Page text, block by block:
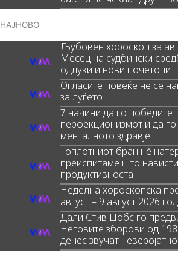
НАЈНОВО
Љубовен хороскоп за
Месец на судбински
одлуки и нови почетоци
Огласите повеќе не се
за луѓето
7 начини да го победите
перфекционизмот и да го
менталното здравје
Топлотниот бран нè
преиспитаме што
продуктивноста
Неделна хороскопска
август – 9 август 2026
Дали Стив Џобс го
Неговите зборови од
денес звучат неверојатно